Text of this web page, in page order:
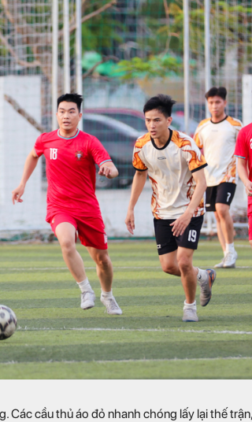
Các cầu thủ áo đỏ nhanh chóng lấy lại thế